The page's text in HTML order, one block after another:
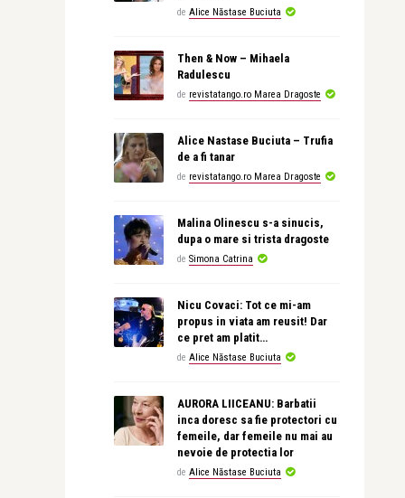
de Alice Năstase Buciuta
Then & Now – Mihaela
Radulescu
de revistatango.ro Marea Dragoste
Alice Nastase Buciuta – Trufia
de a fi tanar
de revistatango.ro Marea Dragoste
Malina Olinescu s-a sinucis,
dupa o mare si trista dragoste
de Simona Catrina
Nicu Covaci: Tot ce mi-am
propus in viata am reusit! Dar
ce pret am platit…
de Alice Năstase Buciuta
AURORA LIICEANU: Barbatii
inca doresc sa fie protectori cu
femeile, dar femeile nu mai au
nevoie de protectia lor
de Alice Năstase Buciuta